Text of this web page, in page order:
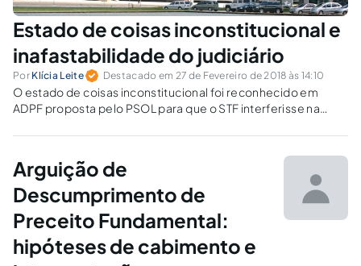
Estado de coisas inconstitucional e
inafastabilidade do judiciário
Por Klícia Leite Destacado em 27 de Fevereiro de 2018 às 14:10
O estado de coisas inconstitucional foi reconhecido em
ADPF proposta pelo PSOL para que o STF interferisse na
perfazendo um total de oito medidas em prol do sistema
Arguição de
Descumprimento de
Preceito Fundamental:
hipóteses de cabimento e